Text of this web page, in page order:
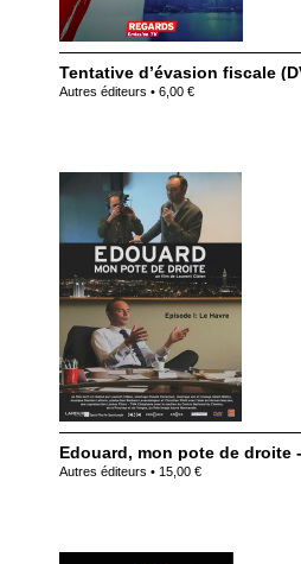
Tentative d’évasion fiscale
Autres éditeurs • 6,00 €
Edouard, mon pote de droite
Autres éditeurs • 15,00 €